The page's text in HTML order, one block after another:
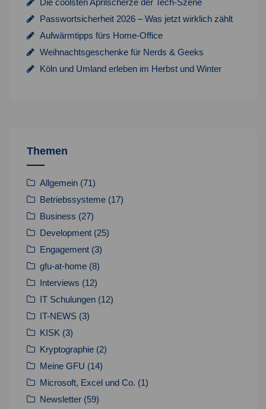
Die coolsten Aprilscherze der Tech-Szene
Passwortsicherheit 2026 – Was jetzt wirklich zählt
Aufwärmtipps fürs Home-Office
Weihnachtsgeschenke für Nerds & Geeks
Köln und Umland erleben im Herbst und Winter
Themen
Allgemein (71)
Betriebssysteme (17)
Business (27)
Development (25)
Engagement (3)
gfu-at-home (8)
Interviews (12)
IT Schulungen (12)
IT-NEWS (3)
KISK (3)
Kryptographie (2)
Meine GFU (14)
Microsoft, Excel und Co. (1)
Newsletter (59)